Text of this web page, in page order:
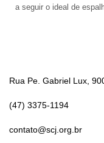
a seguir o ideal de
Rua Pe. Gabriel Lux,
(47) 3375-1194
contato@scj.org.br